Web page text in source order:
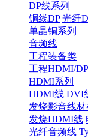
DP线系列
铜线DP 光纤
单晶铜系列
音频线
工程装备类
工程HDMI/
HDMI系列
HDMI线 DVI
发烧影音线材
发烧HDMI线
光纤音频线